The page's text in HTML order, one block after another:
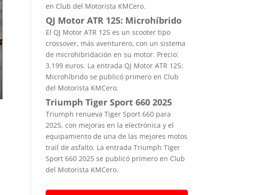
en Club del Motorista KMCero.
QJ Motor ATR 125: Microhíbrido
El QJ Motor ATR 125 es un scooter tipo
crossover, más aventurero, con un sistema
de microhibridación en su motor. Precio:
3.199 euros. La entrada QJ Motor ATR 125:
Microhíbrido se publicó primero en Club
del Motorista KMCero.
Triumph Tiger Sport 660 2025
Triumph renueva Tiger Sport 660 para
2025, con mejoras en la electrónica y el
equipamiento de una de las mejores motos
trail de asfalto. La entrada Triumph Tiger
Sport 660 2025 se publicó primero en Club
del Motorista KMCero.